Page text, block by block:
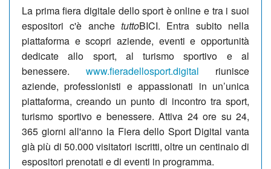
La prima fiera digitale dello sport è online e tra i suoi
espositori c'è anche tuttoBICI. Entra subito nella
piattaforma e scopri aziende, eventi e opportunità
dedicate allo sport, al turismo sportivo e al
benessere. www.fieradellosport.digital riunisce
aziende, professionisti e appassionati in un’unica
piattaforma, creando un punto di incontro tra sport,
turismo sportivo e benessere. Attiva 24 ore su 24,
365 giorni all'anno la Fiera dello Sport Digital vanta
già più di 50.000 visitatori iscritti, oltre un centinaio di
espositori prenotati e di eventi in programma.